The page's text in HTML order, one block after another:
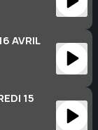
AVRIL
15